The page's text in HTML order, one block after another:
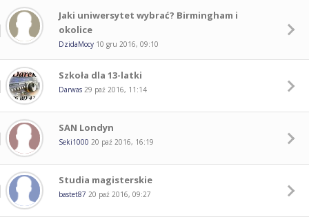
Jaki uniwersytet wybrać? Birmingham i
okolice
DzidaMocy 10 gru 2016, 09:10
Szkoła dla 13-latki
Darwas 29 paź 2016, 11:14
SAN Londyn
Seki1000 20 paź 2016, 16:19
Studia magisterskie
bastet87 20 paź 2016, 09:27